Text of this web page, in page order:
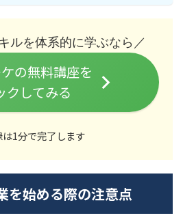
ルを体系的に学ぶなら／
の無料講座を
クしてみる
1分で完了します
を始める際の注意点